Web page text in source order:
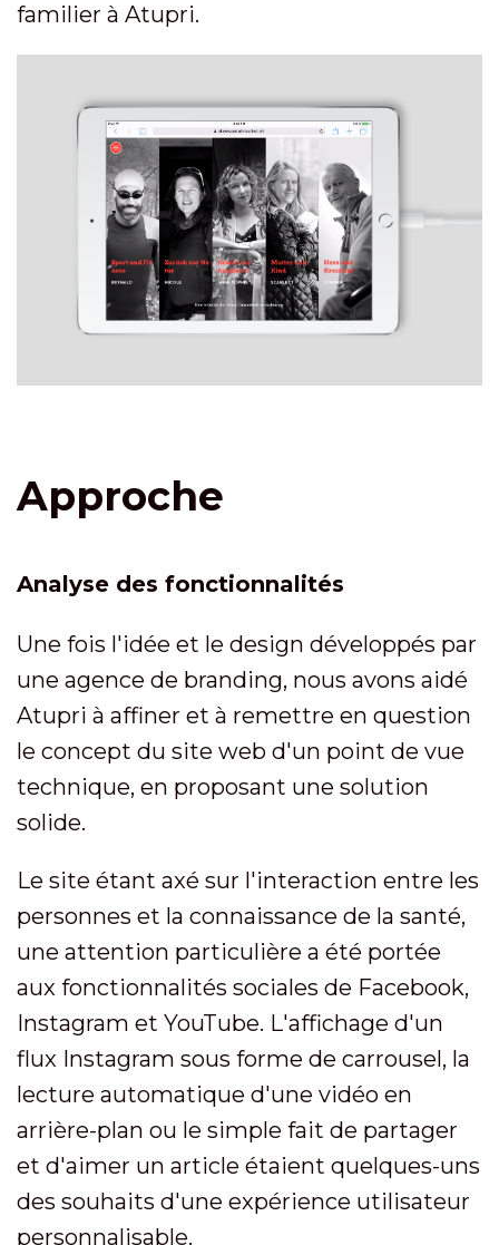
familier à Atupri.
Approche
Analyse des fonctionnalités
Une fois l'idée et le design développés par
une agence de branding, nous avons aidé
Atupri à affiner et à remettre en question
le concept du site web d'un point de vue
technique, en proposant une solution
solide.
Le site étant axé sur l'interaction entre les
personnes et la connaissance de la santé,
une attention particulière a été portée
aux fonctionnalités sociales de Facebook,
Instagram et YouTube. L'affichage d'un
flux Instagram sous forme de carrousel, la
lecture automatique d'une vidéo en
arrière-plan ou le simple fait de partager
et d'aimer un article étaient quelques-uns
des souhaits d'une expérience utilisateur
personnalisable.